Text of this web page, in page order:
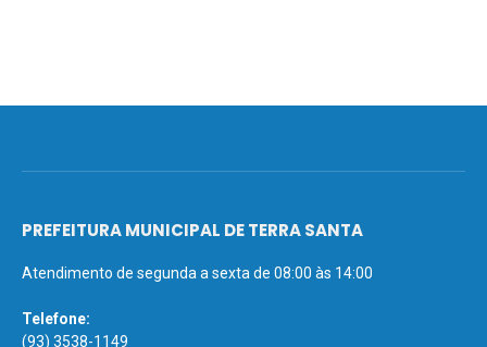
PREFEITURA MUNICIPAL DE TERRA SANTA
Atendimento de segunda a sexta de 08:00 às 14:00
Telefone:
(93) 3538-1149